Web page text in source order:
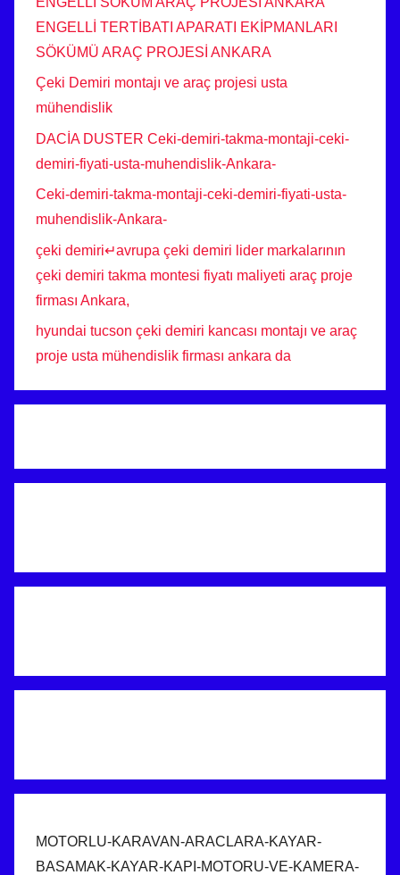
ENGELLİ TERTİBATI APARATI EKİPMANLARI
SÖKÜMÜ ARAÇ PROJESİ ANKARA
Çeki Demiri montajı ve araç projesi usta
mühendislik
DACİA DUSTER Ceki-demiri-takma-montaji-ceki-
demiri-fiyati-usta-muhendislik-Ankara-
Ceki-demiri-takma-montaji-ceki-demiri-fiyati-usta-
muhendislik-Ankara-
çeki demiri↵avrupa çeki demiri lider markalarının
çeki demiri takma montesi fiyatı maliyeti araç proje
firması Ankara,
hyundai tucson çeki demiri kancası montajı ve araç
proje usta mühendislik firması ankara da
MOTORLU-KARAVAN-ARACLARA-KAYAR-
BASAMAK-KAYAR-KAPI-MOTORU-VE-KAMERA-